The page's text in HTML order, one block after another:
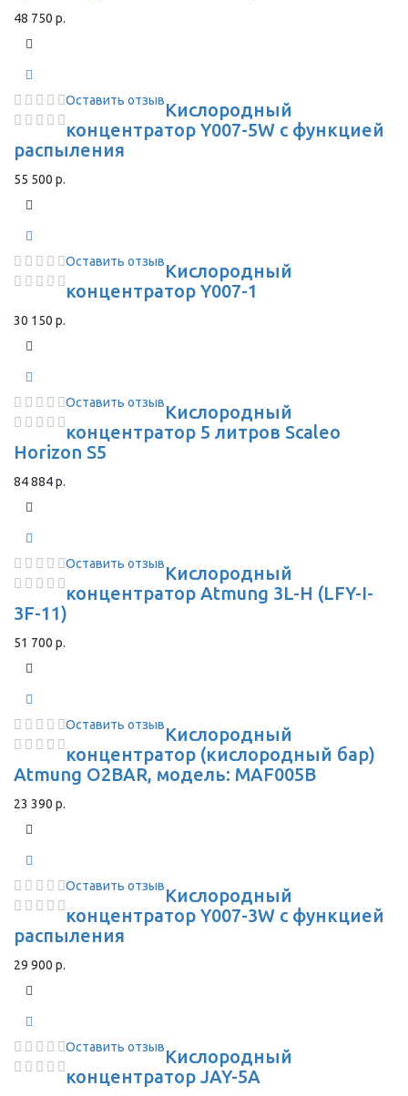
48 750 р.
Оставить отзывКислородный
концентратор Y007-5W с функцией
распыления
55 500 р.
Оставить отзывКислородный
концентратор Y007-1
30 150 р.
Оставить отзывКислородный
концентратор 5 литров Scaleo
Horizon S5
84 884 р.
Оставить отзывКислородный
концентратор Atmung 3L-H (LFY-I-
3F-11)
51 700 р.
Оставить отзывКислородный
концентратор (кислородный бар)
Atmung O2BAR, модель: MAF005B
23 390 р.
Оставить отзывКислородный
концентратор Y007-3W с функцией
распыления
29 900 р.
Оставить отзывКислородный
концентратор JAY-5A